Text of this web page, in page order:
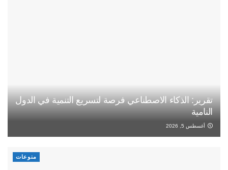
تقرير: الذكاء الاصطناعي فرصة لتسريع التنمية في الدول
النامية
أغسطس 5, 2026
منوعات